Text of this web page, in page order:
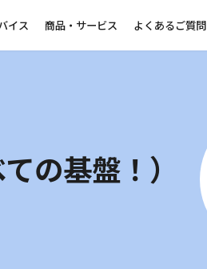
イス 商品・サービス よくあるご質問
の基盤！）